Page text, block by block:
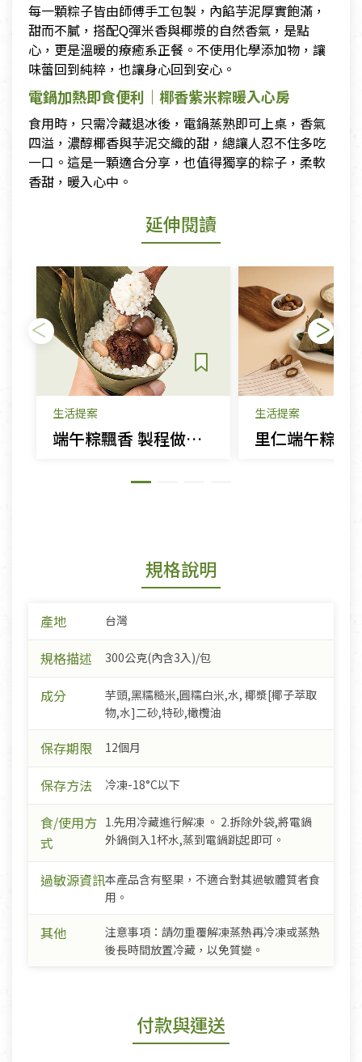
每一顆粽子皆由師傅手工包製，內餡芋泥厚實飽滿，
甜而不膩，搭配Q彈米香與椰漿的自然香氣，是點
心，更是溫暖的療癒系正餐。不使用化學添加物，讓
味蕾回到純粹，也讓身心回到安心。
電鍋加熱即食便利｜椰香紫米粽暖入心房
食用時，只需冷藏退冰後，電鍋蒸熟即可上桌，香氣
四溢，濃醇椰香與芋泥交織的甜，總讓人忍不住多吃
一口。這是一顆適合分享，也值得獨享的粽子，柔軟
香甜，暖入心中。
延伸閱讀
生活提案
端午粽飄香 製程做法知多少
生活提案
規格說明
產地 台灣
規格描述 300公克(內含3入)/包
成分
芋頭,黑糯糙米,圓糯白米,水, 椰漿[椰子萃取
物,水]二砂,特砂,橄欖油
保存期限 12個月
保存方法 冷凍-18°C以下
食/使用方
式
1.先用冷藏進行解凍 。 2.拆除外袋,將電鍋
外鍋倒入1杯水,蒸到電鍋跳起即可。
過敏源資訊本產品含有堅果，不適合對其過敏體質者食
用。
其他
注意事項：請勿重覆解凍蒸熱再冷凍或蒸熱
後長時間放置冷藏，以免質變。
付款與運送